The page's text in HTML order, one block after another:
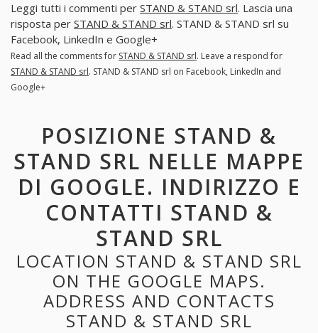
Leggi tutti i commenti per STAND & STAND srl. Lascia una
risposta per STAND & STAND srl. STAND & STAND srl su
Facebook, LinkedIn e Google+
Read all the comments for STAND & STAND srl. Leave a respond for
STAND & STAND srl. STAND & STAND srl on Facebook, LinkedIn and
Google+
POSIZIONE STAND &
STAND SRL NELLE MAPPE
DI GOOGLE. INDIRIZZO E
CONTATTI STAND &
STAND SRL
LOCATION STAND & STAND SRL
ON THE GOOGLE MAPS.
ADDRESS AND CONTACTS
STAND & STAND SRL